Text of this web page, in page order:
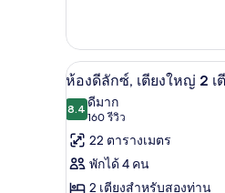
คลับ,
เตียง
ใหญ่
2
เตียง
เปิด
ภาพถ่าย
ทั้งหมด
ของ
ห้อง
5
ห้องดีลักซ์, เตียงใหญ่ 2 เ
8.48.4 จาก 10
ดีมาก
160 รีวิว
(160
รีวิว)
22 ตารางเมตร
พักได้ 4 คน
2 เตียงสำหรับสองท่าน